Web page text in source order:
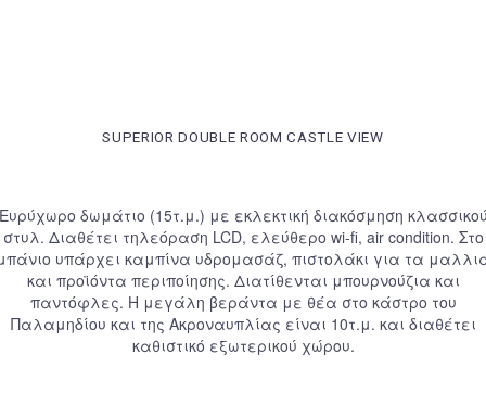
SUPERIOR DOUBLE ROOM CASTLE VIEW
δωμάτιο (15τ.μ.) με εκλεκτική διακόσμηση
στυλ. Διαθέτει τηλεόραση LCD, ελεύθερο wi-fi, air condition. Στο
υπάρχει καμπίνα υδρομασάζ, πιστολάκι για τα
και προϊόντα περιποίησης. Διατίθενται μπουρνούζια και
παντόφλες. Η μεγάλη βεράντα με θέα στο κάστρο του
Παλαμηδίου και της Ακροναυπλίας είναι 10τ.μ. και διαθέτει
καθιστικό εξωτερικού χώρου.